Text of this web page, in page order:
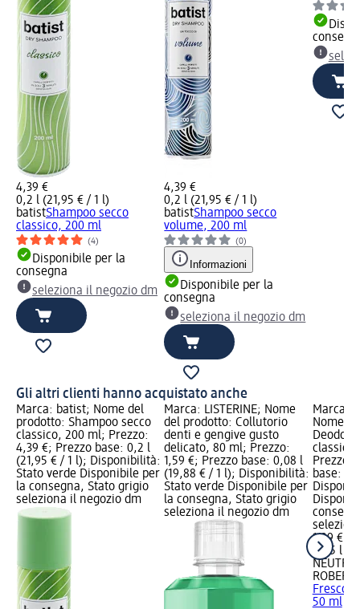
4,39 €
0,2 l (21,95 € / 1 l)
batistShampoo secco
classico, 200 ml
(4)
Disponibile per la
consegna
seleziona il negozio dm
4,39 €
0,2 l (21,95 € / 1 l)
batistShampoo secco
volume, 200 ml
(0)
Informazioni
Disponibile per la
consegna
seleziona il negozio dm
Gli altri clienti hanno acquistato anche
Marca: batist; Nome del
prodotto: Shampoo secco
classico, 200 ml; Prezzo:
4,39 €; Prezzo base: 0,2 l
(21,95 € / 1 l); Disponibilità:
Stato verde Disponibile per
la consegna, Stato grigio
seleziona il negozio dm
Marca: LISTERINE; Nome
del prodotto: Collutorio
denti e gengive gusto
delicato, 80 ml; Prezzo:
1,59 €; Prezzo base: 0,08 l
(19,88 € / 1 l); Disponibilità:
Stato verde Disponibile per
la consegna, Stato grigio
seleziona il negozio dm
Marca:
Nome
classico
Prezzo:
base:
1,99 €
0,05 l
NEUTRO
ROBERTS
Fresco
50 ml